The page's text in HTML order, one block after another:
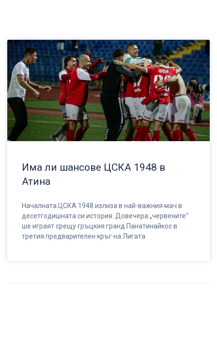
Има ли шансове ЦСКА 1948 в
Атина
Началната ЦСКА 1948 излиза в най-важния мач в
десетгодишната си история. Довечера „червените“
ше играят срещу гръцкия гранд Панатинайкос в
третия предварителен кръг на Лигата